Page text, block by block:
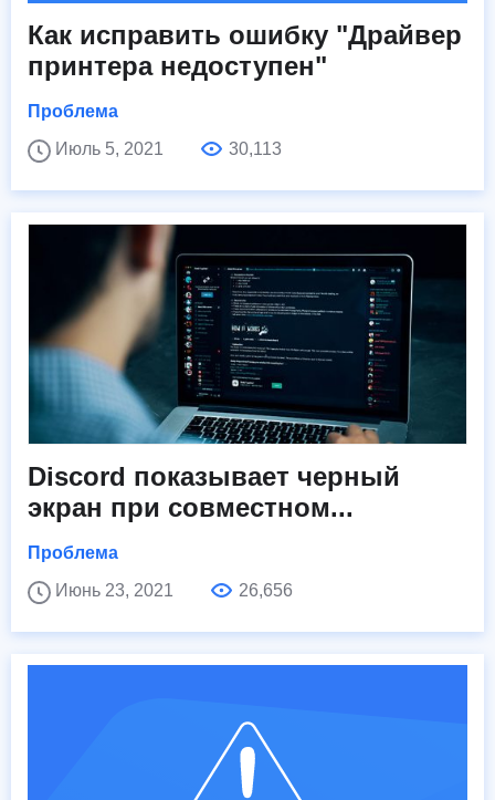
Как исправить ошибку "Драйвер
принтера недоступен"
Проблема
Июль 5, 2021
30,113
Discord показывает черный
экран при совместном...
Проблема
Июнь 23, 2021
26,656